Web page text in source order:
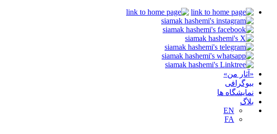
«آثار من»
بیوگرافی
نمایشگاه ها
بلاگ
EN
FA